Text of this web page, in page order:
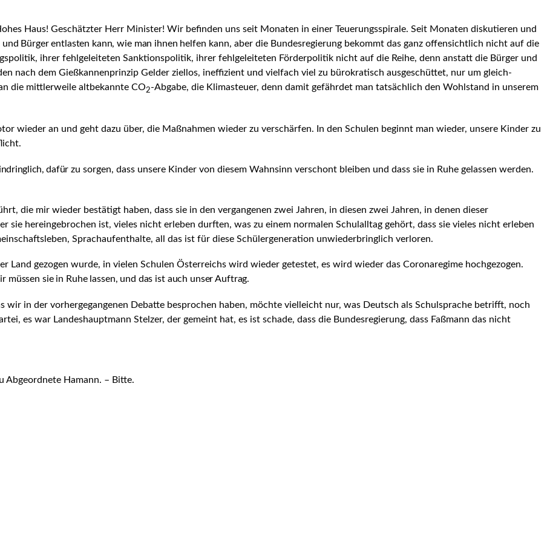
Haus! Ge­schätzter Herr Minister! Wir befinden uns seit Monaten in einer Teue­rungsspirale. Seit Monaten diskutieren und
Bürger entlasten kann, wie man ihnen helfen kann, aber die Bundesregierung bekommt das ganz offensichtlich nicht auf die
ihrer fehlgeleiteten Sanktionspolitik, ihrer fehlgeleiteten Förderpolitik nicht auf die Reihe, denn anstatt die Bürger und
nach dem Gießkannenprinzip Gelder ziellos, ineffizient und vielfach viel zu bürokratisch ausgeschüttet, nur um gleich­
die mittlerweile altbekannte CO2-Abgabe, die Klimasteuer, denn damit gefährdet man tat­sächlich den Wohlstand in unserem
wieder an und geht dazu über, die Maßnahmen wieder zu verschärfen. In den Schulen be­ginnt man wieder, unsere Kinder zu
dafür zu sorgen, dass unsere Kinder von diesem Wahnsinn verschont bleiben und dass sie in Ruhe gelassen werden.
die mir wieder bestätigt haben, dass sie in den vergangenen zwei Jahren, in diesen zwei Jahren, in denen dieser
sie hereingebrochen ist, vieles nicht erleben durften, was zu einem normalen Schulalltag gehört, dass sie vieles nicht erleben
Sprachaufenthalte, all das ist für diese Schülergeneration unwiederbringlich verloren.
Land gezogen wurde, in vielen Schulen Österreichs wird wieder getestet, es wird wieder das Coronaregime hochgezogen.
müssen sie in Ruhe lassen, und das ist auch unser Auftrag.
wir in der vorhergegangenen Debatte besprochen haben, möchte vielleicht nur, was Deutsch als Schulsprache betrifft, noch
es war Landeshauptmann Stelzer, der gemeint hat, es ist schade, dass die Bundesregierung, dass Faßmann das nicht
Abgeordnete Hamann. – Bitte.